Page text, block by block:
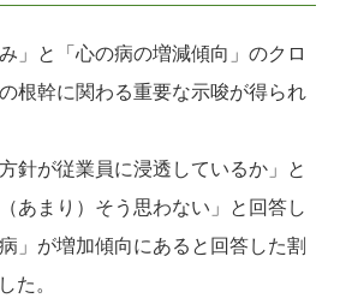
」と「心の病の増減傾向」のクロ
根幹に関わる重要な示唆が得られ
針が従業員に浸透しているか」と
あまり）そう思わない」と回答し
」が増加傾向にあると回答した割
た。